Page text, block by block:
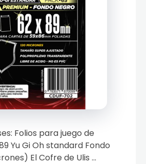
Folios para juego de
Yu Gi Oh standard Fondo
El Cofre de Ulis ...